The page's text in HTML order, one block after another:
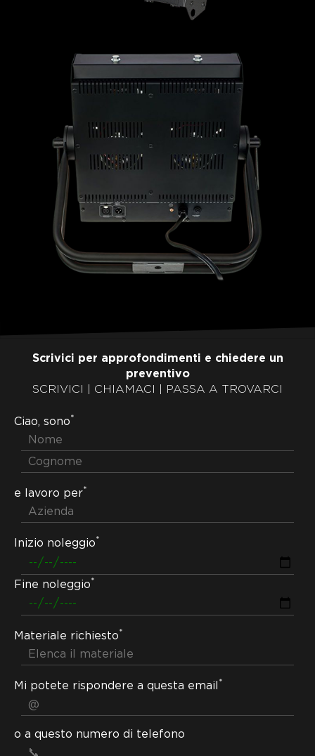
Scrivici per approfondimenti e chiedere un
preventivo
SCRIVICI | CHIAMACI | PASSA A TROVARCI
Ciao, sono*
e lavoro per*
Inizio noleggio*
Fine noleggio*
Materiale richiesto*
Mi potete rispondere a questa email *
o a questo numero di telefono